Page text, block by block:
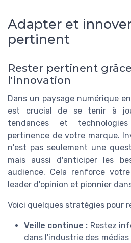
Adapter et
pertinent
Rester pertinent
l'innovation
Dans un paysage numérique
est crucial de se tenir à
tendances et
pertinence de votre marque.
n'est pas seulement une
mais aussi d'anticiper les
audience. Cela renforce
leader d'opinion et pionnier
Voici quelques stratégies pour
Veille continue : Restez
dans l'industrie des